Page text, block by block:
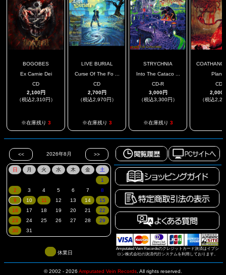
BOGOBES
Ex Carnie Dei
CD
2,100円
（税込2,310円）
※在庫残り 3
LIVE BURIAL
Curse Of The Fo ...
CD
2,700円
（税込2,970円）
※在庫残り 3
STRYCHNIA
Into The Cataco ...
CD-R
3,000円
（税込3,300円）
※在庫残り 3
Plan
CD
2,000
（税込
Amputated Vein Recordsのクレジットカード決済はイプシ
ロン株式会社の決済代行システムを利用しております。
休業日
© 2002 - 2026 Amputated Vein Records All rights reserved.